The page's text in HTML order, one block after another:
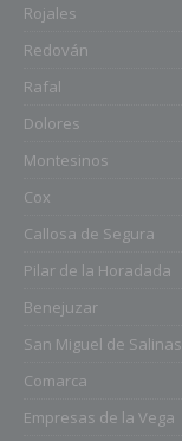
Rojales
Redován
Rafal
Dolores
Montesinos
Cox
Callosa de Segura
Pilar de la Horadada
Benejuzar
San Miguel de Salinas
Comarca
Empresas de la Vega